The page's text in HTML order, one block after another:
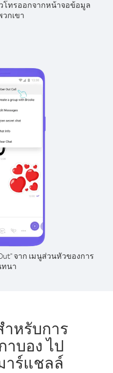
โทรออกจากหน้าจอข้อมูล
กเขา
จาก เมนูส่วนหัวของการ
นา
หรับการ
าบอง ไป
าร์แชลล์